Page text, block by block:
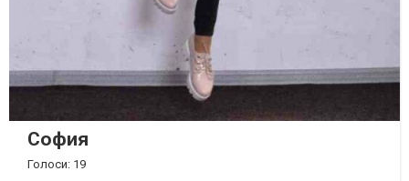
София
Голоси: 19